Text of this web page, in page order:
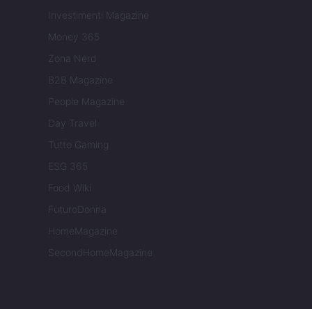
Investimenti Magazine
Money 365
Zona Nerd
B2B Magazine
People Magazine
Day Travel
Tutto Gaming
ESG 365
Food Wiki
FuturoDonna
HomeMagazine
SecondHomeMagazine